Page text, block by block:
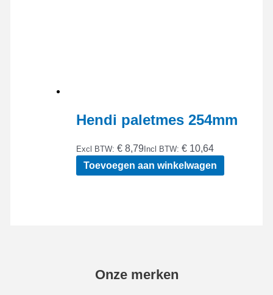
Hendi paletmes 254mm
Excl BTW: € 8,79Incl BTW: € 10,64
Toevoegen aan winkelwagen
Onze merken